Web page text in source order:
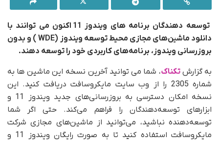
توسعه ‌دهندگان برنامه ‌های ویندوز 11 اکنون می ‌توانند با
دانلود ماشین‌های مجازی محیط توسعه ویندوز (WDE ) و بدون
بروزرسانی ویندوز، برنامه‌های کاربردی خود را توسعه دهند.
به گزارشتکناک، شما می توانید آخرین نسخه این ماشین ها به
شماره 2305 را از وب سایت مایکروسافت دریافت کنید. این
نسخه امکان دسترسی به بروزرسانی‌های جدید ویندوز 11 و
ابزارهای توسعه‌دهندگان را فراهم می‌کند. حتی اگر شما
توسعه‌دهنده نباشید، می‌توانید از ماشین‌های مجازی شرکت
مایکروسافت استفاده کنید تا به صورت رایگان ویندوز 11 و